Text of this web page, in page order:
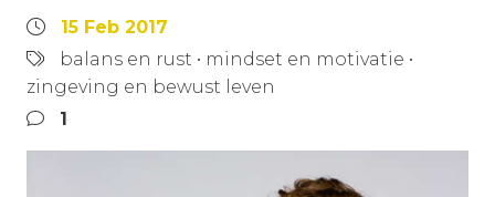
15 Feb 2017
balans en rust • mindset en motivatie •
zingeving en bewust leven
1